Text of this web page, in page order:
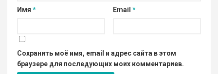
Имя * Email *
Сохранить моё имя, email и адрес сайта в этом
браузере для последующих моих комментариев.